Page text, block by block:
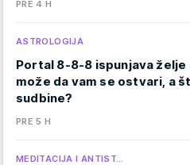
PRE 4 H
ASTROLOGIJA
Portal 8-8-8 ispunjava želje
može da vam se ostvari, a
sudbine?
PRE 5 H
MEDITACIJA I ANTIST…